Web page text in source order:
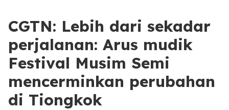
CGTN: Lebih dari sekadar
perjalanan: Arus mudik
Festival Musim Semi
mencerminkan perubahan
di Tiongkok